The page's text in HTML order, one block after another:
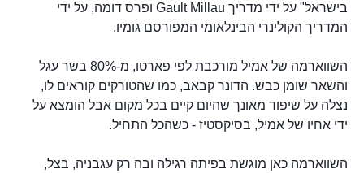
בישראל" על ידי מדריך Gault Millau ופרס דומה, על ידי
המדריך הקולינרי הבינלאומי המפורסם גומיו.
השווארמה של אמיל מורכבת לפי פארטו, מ-80% בשר עגל
והשאר שומן כבש. הדונר קבאב, כמו שהטורקים קוראים לו,
נצלה על שיפוד מאונך שהיום קיים בכל מקום אבל הומצא על
ידי אחיו של אמיל, בסיקסטיז - כשהכל התחיל.
השווארמה כאן מוגשת בפיתה רגילה ובה רק עגבניה, בצל,